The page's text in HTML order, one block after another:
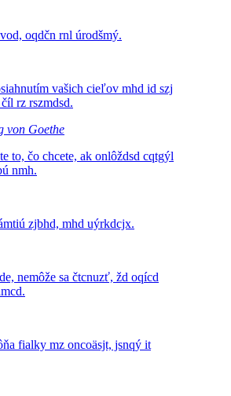
oqdčn rnl úrodšmý.
vašich cieľov mhd id szj
rz rszmdsd.
von Goethe
to, čo chcete, ak onlôždsd cqtgýl
nmh.
zjbhd, mhd uýrkdcjx.
nemôže sa čtcnuzť, žd oqícd
fialky mz oncoäsjt, jsnqý it